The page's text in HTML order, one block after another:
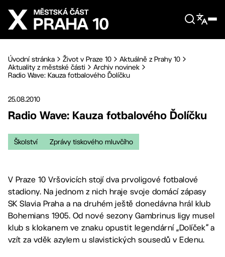
Přejít na hlavní obsah
Úvodní stránka Život v Praze 10
Aktuálně z Prahy 10
Aktuality z městské části
Archiv novinek
Radio Wave: Kauza fotbalového Ďolíčku
25.08.2010
Radio Wave: Kauza fotbalového Ďolíčku
Školství Zprávy tiskového mluvčího
V Praze 10 Vršovicích stojí dva prvoligové fotbalové
stadiony. Na jednom z nich hraje svoje domácí zápasy
SK Slavia Praha a na druhém ještě donedávna hrál klub
Bohemians 1905. Od nové sezony Gambrinus ligy musel
klub s klokanem ve znaku opustit legendární „Dolíček“ a
vzít za vděk azylem u slavistických sousedů v Edenu.